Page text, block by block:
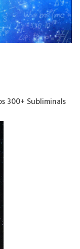
300+ Subliminals